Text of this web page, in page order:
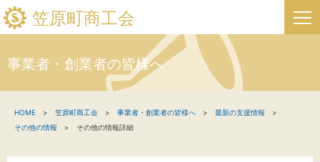
笠原町商工会
新着情報
事業者・創業者の皆様へ
HOME 笠原町商工会 事業者・創業者の皆様へ
最新の支援情報
その他の情報
その他の情報詳細